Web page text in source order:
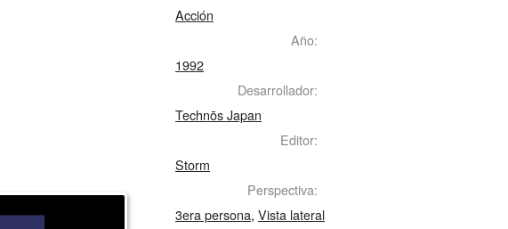
Acción
Año:
1992
Desarrollador:
Technōs Japan
Editor:
Storm
Perspectiva:
3era persona, Vista lateral